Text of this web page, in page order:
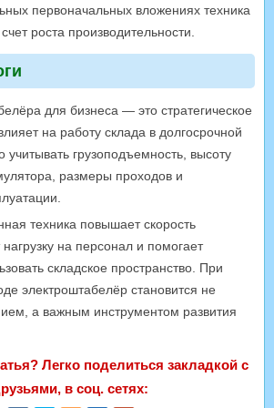
первоначальных вложениях техника
роста производительности.
для бизнеса — это стратегическое
на работу склада в долгосрочной
учитывать грузоподъемность, высоту
размеры проходов и
техника повышает скорость
на персонал и помогает
складское пространство. При
электроштабелёр становится не
а важным инструментом развития
Легко поделиться закладкой с
в соц. сетях: